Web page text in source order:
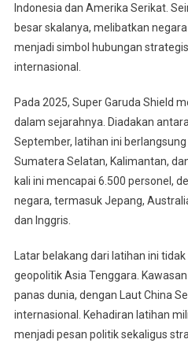
Indonesia dan Amerika Serikat.
besar skalanya, melibatkan
menjadi simbol hubungan
internasional.
Pada 2025, Super Garuda Shield
dalam sejarahnya. Diadakan
September, latihan ini
Sumatera Selatan, Kalimantan,
kali ini mencapai 6.500 personel,
negara, termasuk Jepang,
dan Inggris.
Latar belakang dari latihan ini
geopolitik Asia Tenggara.
panas dunia, dengan Laut China
internasional. Kehadiran latihan
menjadi pesan politik sekaligus